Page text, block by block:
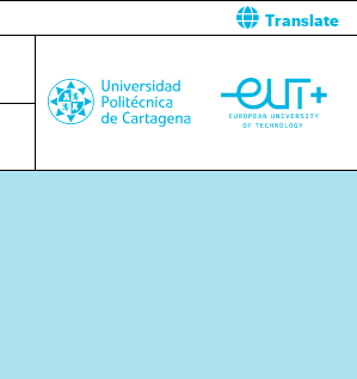
Translate